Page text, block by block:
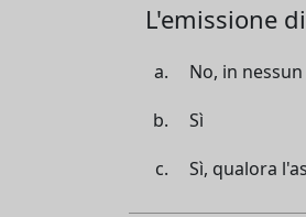
L'emissione
No, in
Sì
Sì, qualora